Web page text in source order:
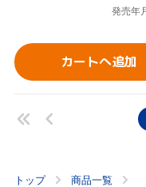
発売年
カートへ追加
トップ 商品一覧